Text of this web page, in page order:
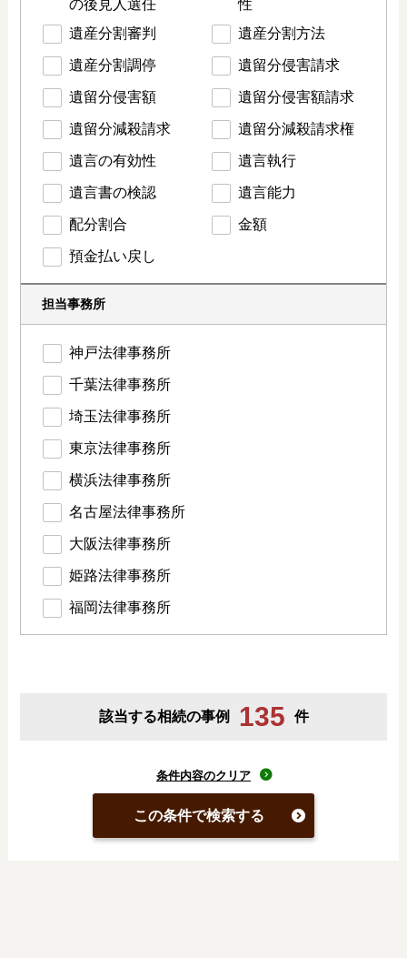
の後見人選任
性
遺産分割審判
遺産分割方法
遺産分割調停 遺留分侵害請求
遺留分侵害額 遺留分侵害額請求
遺留分減殺請求 遺留分減殺請求権
遺言の有効性 遺言執行
遺言書の検認 遺言能力
配分割合 金額
預金払い戻し
担当事務所
神戸法律事務所
千葉法律事務所
埼玉法律事務所
東京法律事務所
横浜法律事務所
名古屋法律事務所
大阪法律事務所
姫路法律事務所
福岡法律事務所
該当する相続の事例 135 件
条件内容のクリア
この条件で検索する